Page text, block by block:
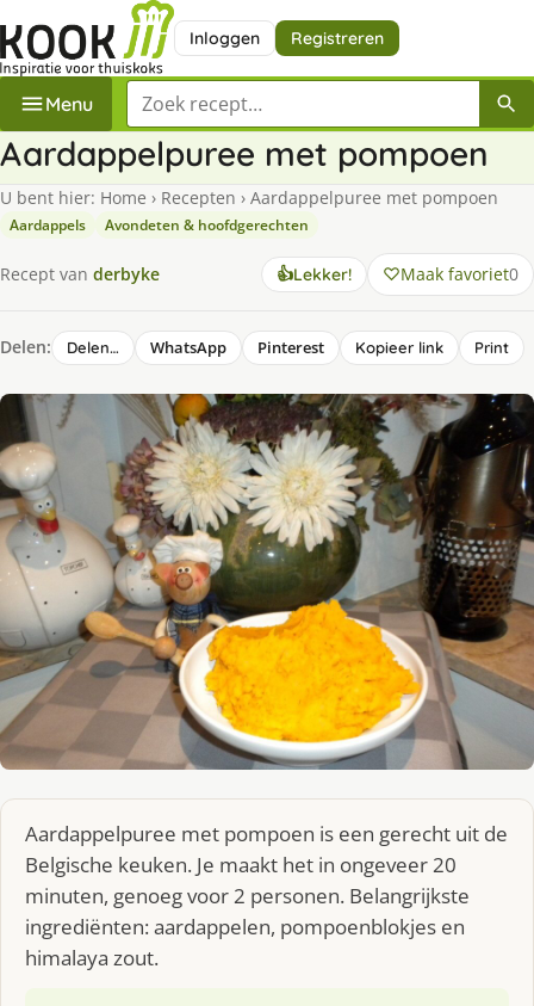
Inloggen Registreren
Menu Zoek een recept
Aardappelpuree met pompoen
U bent hier: Home › Recepten › Aardappelpuree met pompoen
Aardappels Avondeten & hoofdgerechten
Recept van derbyke 👍Lekker! Maak favoriet0
Delen: Delen… WhatsApp Pinterest Kopieer link Print
Aardappelpuree met pompoen is een gerecht uit de
Belgische keuken. Je maakt het in ongeveer 20
minuten, genoeg voor 2 personen. Belangrijkste
ingrediënten: aardappelen, pompoenblokjes en
himalaya zout.